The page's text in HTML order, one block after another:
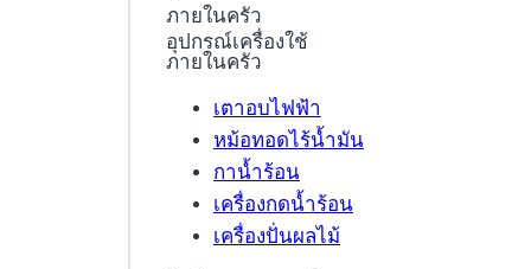
ภายในครัว
อุปกรณ์เครื่องใช้
ภายในครัว
เตาอบไฟฟ้า
หม้อทอดไร้น้ำมัน
กาน้ำร้อน
เครื่องกดน้ำร้อน
เครื่องปั่นผลไม้